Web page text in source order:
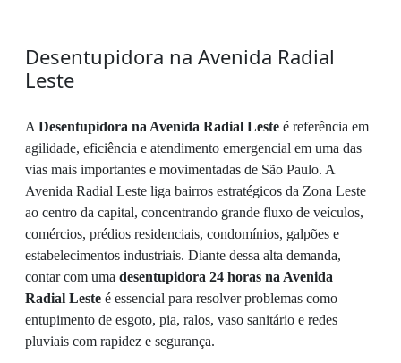
Desentupidora na Avenida Radial
Leste
A Desentupidora na Avenida Radial Leste é referência em
agilidade, eficiência e atendimento emergencial em uma das
vias mais importantes e movimentadas de São Paulo. A
Avenida Radial Leste liga bairros estratégicos da Zona Leste
ao centro da capital, concentrando grande fluxo de veículos,
comércios, prédios residenciais, condomínios, galpões e
estabelecimentos industriais. Diante dessa alta demanda,
contar com uma desentupidora 24 horas na Avenida
Radial Leste é essencial para resolver problemas como
entupimento de esgoto, pia, ralos, vaso sanitário e redes
pluviais com rapidez e segurança.